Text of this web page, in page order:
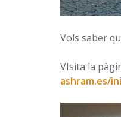
Vols saber
VIsita la
ashram.es/